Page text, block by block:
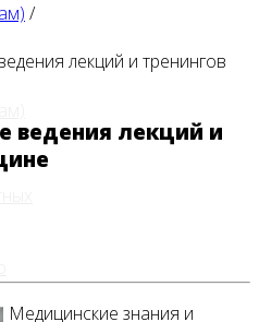
/
лекций и тренингов
ведения лекций и
Медицинские знания и